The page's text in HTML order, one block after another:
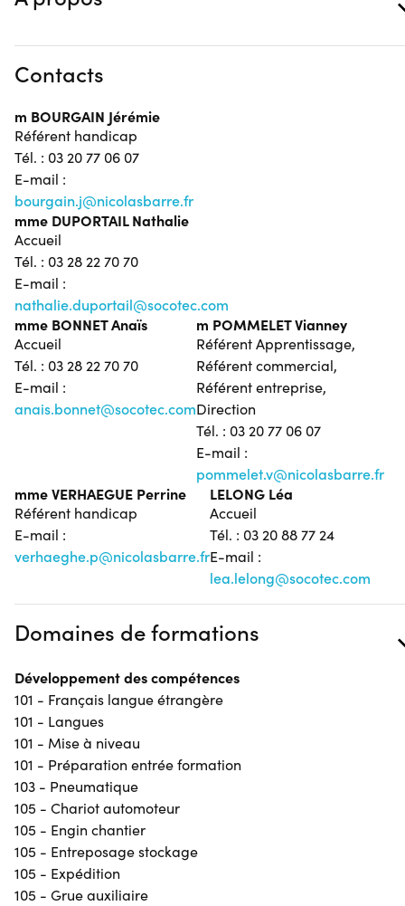
Contacts
m BOURGAIN Jérémie
Référent handicap
Tél. : 03 20 77 06 07
E-mail :
bourgain.j@nicolasbarre.fr
mme DUPORTAIL Nathalie
Accueil
Tél. : 03 28 22 70 70
E-mail :
nathalie.duportail@socotec.com
mme BONNET Anaïs
Accueil
Tél. : 03 28 22 70 70
E-mail :
anais.bonnet@socotec.com
m POMMELET Vianney
Référent Apprentissage,
Référent commercial,
Référent entreprise,
Direction
Tél. : 03 20 77 06 07
E-mail :
pommelet.v@nicolasbarre.fr
mme VERHAEGUE Perrine
Référent handicap
E-mail :
verhaeghe.p@nicolasbarre.fr
LELONG Léa
Accueil
Tél. : 03 20 88 77 24
E-mail :
lea.lelong@socotec.com
Domaines de formations
Développement des compétences
101 - Français langue étrangère
101 - Langues
101 - Mise à niveau
101 - Préparation entrée formation
103 - Pneumatique
105 - Chariot automoteur
105 - Engin chantier
105 - Entreposage stockage
105 - Expédition
105 - Grue auxiliaire